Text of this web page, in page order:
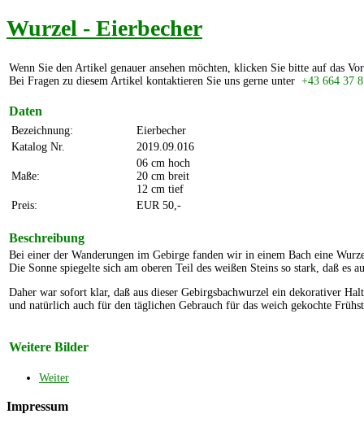
Wurzel - Eierbecher
Wenn Sie den Artikel genauer ansehen möchten, klicken Sie bitte auf das
Bei Fragen zu diesem Artikel kontaktieren Sie uns gerne unter +43 664 37
Daten
Bezeichnung:
Eierbecher
Katalog Nr.
2019.09.016
Maße:
06 cm hoch
20 cm breit
12 cm tief
Preis:
EUR 50,-
Beschreibung
Bei einer der Wanderungen im Gebirge fanden wir in einem Bach eine
Die Sonne spiegelte sich am oberen Teil des weißen Steins so stark, daß es
Daher war sofort klar, daß aus dieser Gebirgsbachwurzel ein dekorativer
und natürlich auch für den täglichen Gebrauch für das weich gekochte
Weitere Bilder
Weiter
Impressum